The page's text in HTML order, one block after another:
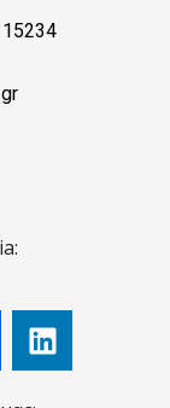
15234